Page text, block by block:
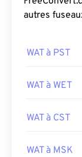
autres
WAT à PST
WAT à WET
WAT à CST
WAT à MSK